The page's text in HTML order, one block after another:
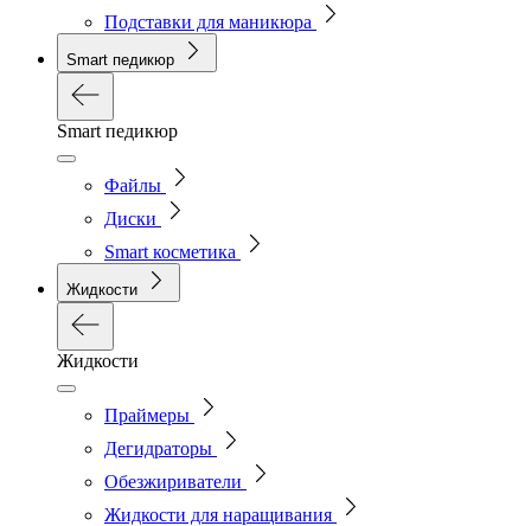
Подставки для маникюра
Smart педикюр
Smart педикюр
Файлы
Диски
Smart косметика
Жидкости
Жидкости
Праймеры
Дегидраторы
Обезжириватели
Жидкости для наращивания